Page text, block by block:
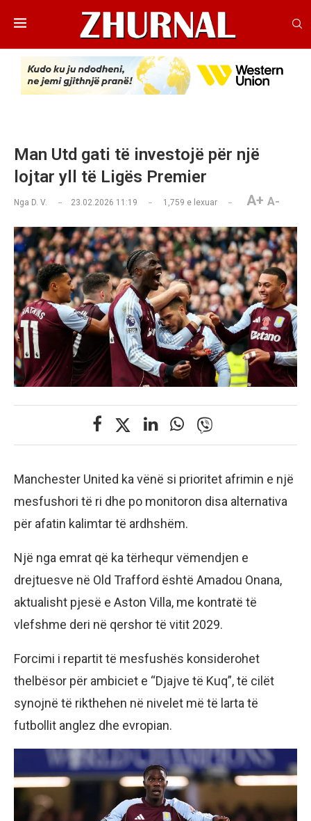
Man Utd gati të investojë për një
lojtar yll të Ligës Premier
Nga D. V. 23.02.2026 11:19 1,759 e lexuar A+ A-
Manchester United ka vënë si prioritet afrimin e një
mesfushori të ri dhe po monitoron disa alternativa
për afatin kalimtar të ardhshëm.
Një nga emrat që ka tërhequr vëmendjen e
drejtuesve në Old Trafford është Amadou Onana,
aktualisht pjesë e Aston Villa, me kontratë të
vlefshme deri në qershor të vitit 2029.
Forcimi i repartit të mesfushës konsiderohet
thelbësor për ambiciet e “Djajve të Kuq”, të cilët
synojnë të rikthehen në nivelet më të larta të
futbollit anglez dhe evropian.